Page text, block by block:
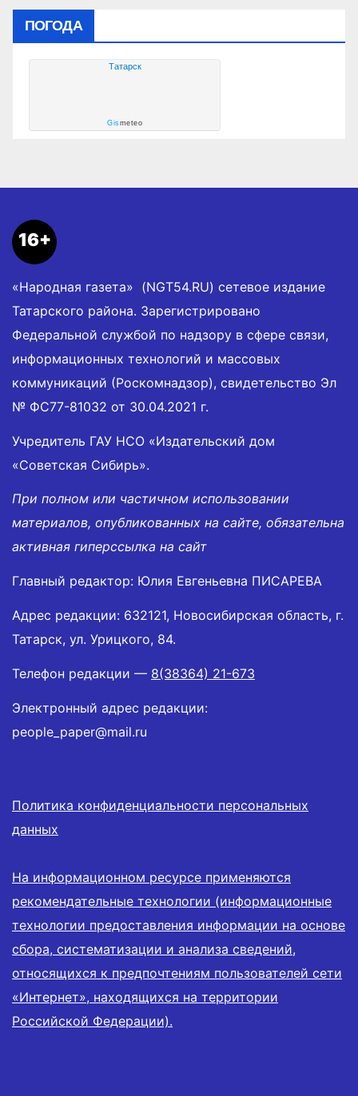
ПОГОДА
Татарск
Gismeteo
16+
«Народная газета» (NGT54.RU) сетевое издание
Татарского района. Зарегистрировано
Федеральной службой по надзору в сфере связи,
информационных технологий и массовых
коммуникаций (Роскомнадзор), свидетельство Эл
№ ФС77-81032 от 30.04.2021 г.
Учредитель ГАУ НСО «Издательский дом
«Советская Сибирь».
При полном или частичном использовании
материалов, опубликованных на сайте, обязательна
активная гиперссылка на сайт
Главный редактор: Юлия Евгеньевна ПИСАРЕВА
Адрес редакции: 632121, Новосибирская область, г.
Татарск, ул. Урицкого, 84.
Телефон редакции — 8(38364) 21-673
Электронный адрес редакции:
people_paper@mail.ru
Политика конфиденциальности персональных
данных
На информационном ресурсе применяются
рекомендательные технологии (информационные
технологии предоставления информации на основе
сбора, систематизации и анализа сведений,
относящихся к предпочтениям пользователей сети
«Интернет», находящихся на территории
Российской Федерации).